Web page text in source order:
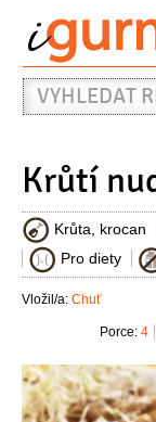
Vyhledat
recept
Krůtí
Krůta, krocan
Pro diety
Vložil/a: Chuť
Porce: 4